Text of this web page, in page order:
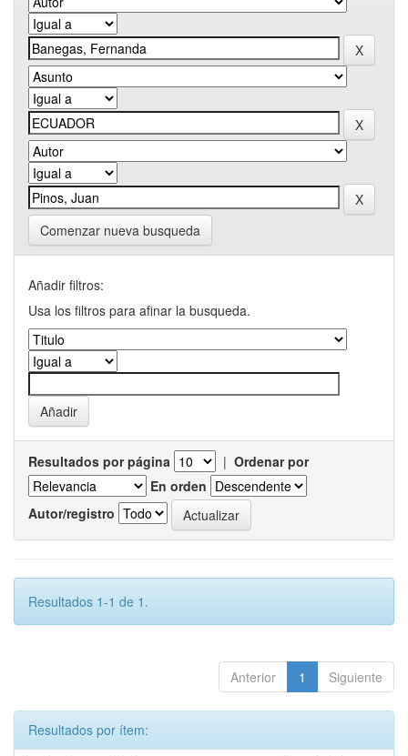
Comenzar nueva busqueda
Añadir filtros:
Usa los filtros para afinar la busqueda.
Resultados por página | Ordenar por
En orden
Autor/registro
Resultados 1-1 de 1.
Anterior 1 Siguiente
Resultados por ítem: